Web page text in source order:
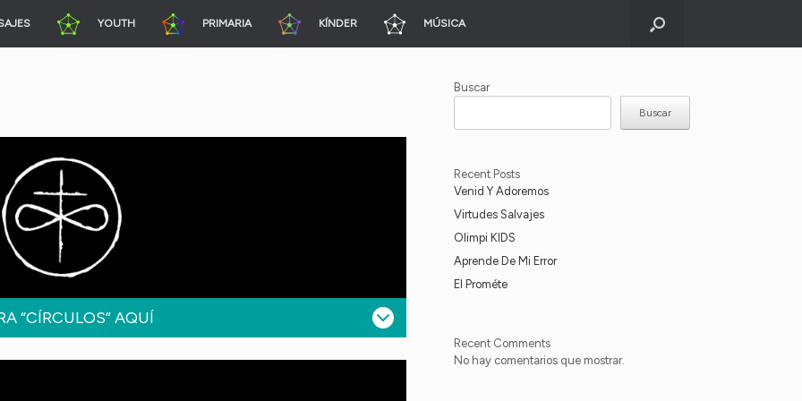
YOUTH PRIMARIA KÍNDER MÚSICA
“CÍRCULOS” AQUÍ
Buscar
Buscar
Recent Posts
Venid Y Adoremos
Virtudes Salvajes
Olimpi KIDS
Aprende De Mi Error
El Prométe
Recent Comments
No hay comentarios que mostrar.